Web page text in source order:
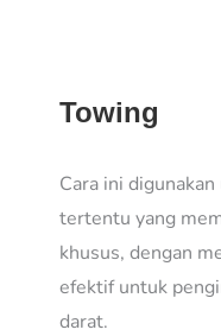
Towing
Cara ini
tertentu yang
khusus, dengan
efektif untuk
darat.